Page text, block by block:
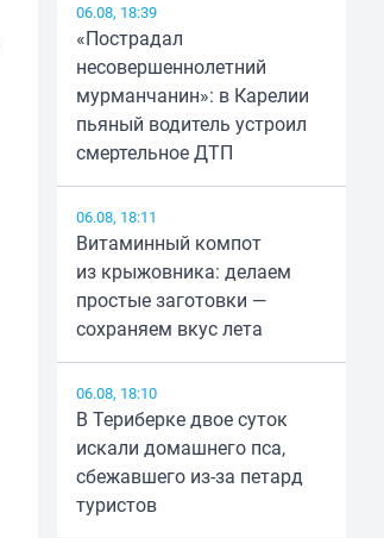
06.08, 18:39
«Пострадал
несовершеннолетний
мурманчанин»: в Карелии
пьяный водитель устроил
смертельное ДТП
06.08, 18:11
Витаминный компот
из крыжовника: делаем
простые заготовки —
сохраняем вкус лета
06.08, 18:10
В Териберке двое суток
искали домашнего пса,
сбежавшего из-за петард
туристов